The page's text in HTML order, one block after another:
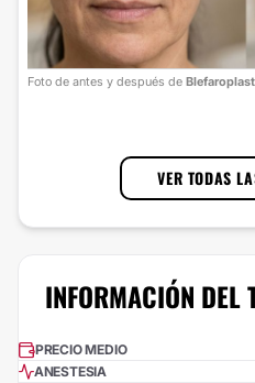
Foto de antes y después de
VER TODAS
INFORMACIÓN DEL
PRECIO MEDIO
ANESTESIA